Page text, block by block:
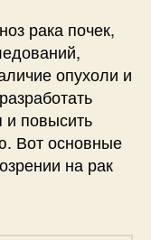
рака почек,
опухоли и
повысить
Вот основные
на рак